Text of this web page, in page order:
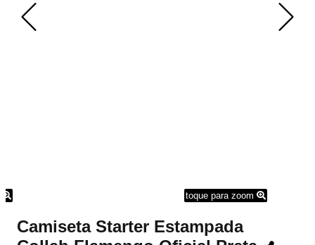
toque para zoom
Camiseta Starter Estampada